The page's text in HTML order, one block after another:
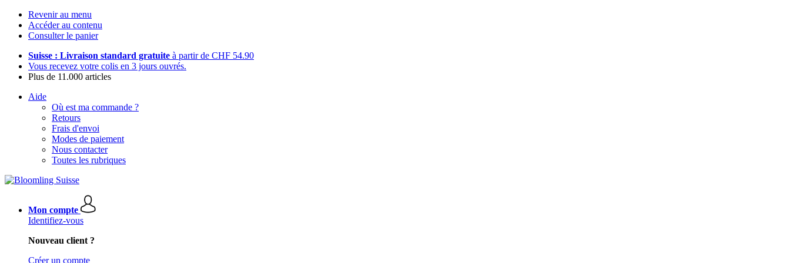
Revenir au menu
Accéder au contenu
Consulter le panier
Suisse : Livraison standard gratuite à partir de CHF 54.90
Vous recevez votre colis en 3 jours ouvrés.
Plus de 11.000 articles
Aide
Où est ma commande ?
Retours
Frais d'envoi
Modes de paiement
Nous contacter
Toutes les rubriques
Mon compte
Identifiez-vous
Nouveau client ?
Créer un compte